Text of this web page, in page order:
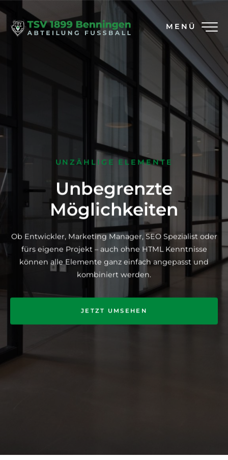
MENÜ
UNZÄHLIGE ELEMENTE
Unbegrenzte
Möglichkeiten
Ob Entwickler, Marketing Manager, SEO Spezialist oder
fürs eigene Projekt – auch ohne HTML Kenntnisse
können alle Elemente ganz einfach angepasst und
kombiniert werden.
JETZT UMSEHEN